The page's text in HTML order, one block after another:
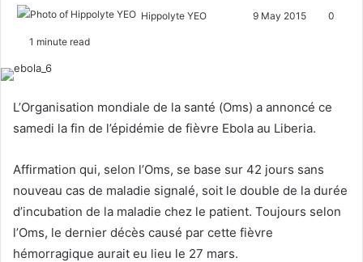
Hippolyte YEO
w
o
X
n
e
a
i
l
9 May 2015 0
1 minute read
L’Organisation mondiale de la santé (Oms) a annoncé ce
samedi la fin de l’épidémie de fièvre Ebola au Liberia.
Affirmation qui, selon l’Oms, se base sur 42 jours sans
nouveau cas de maladie signalé, soit le double de la durée
d’incubation de la maladie chez le patient. Toujours selon
l’Oms, le dernier décès causé par cette fièvre
hémorragique aurait eu lieu le 27 mars.